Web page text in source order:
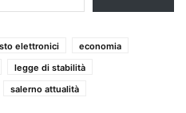
elettronici
economia
legge di stabilità
salerno attualità